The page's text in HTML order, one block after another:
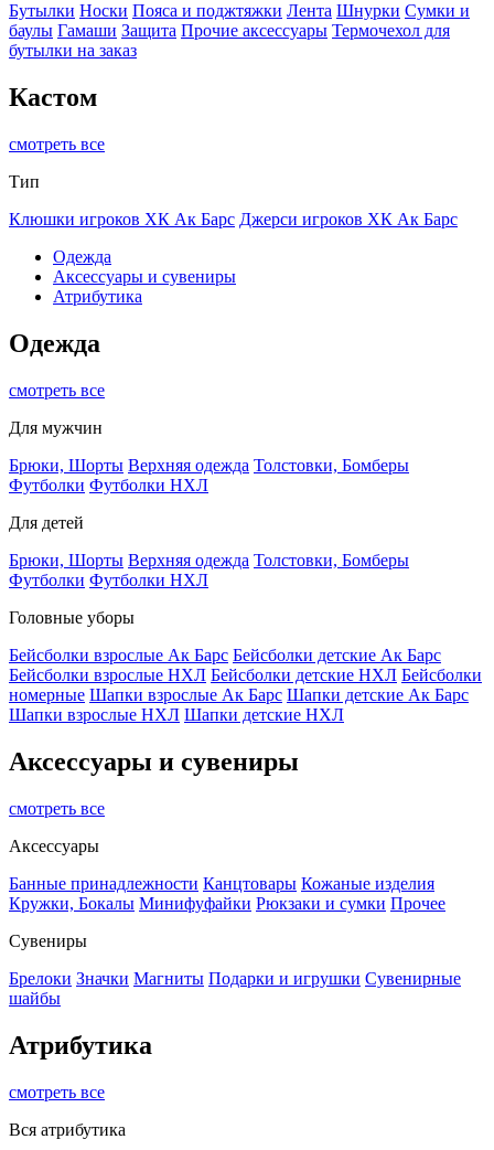
Бутылки Носки Пояса и поджтяжки Лента Шнурки Сумки и
баулы Гамаши Защита Прочие аксессуары Термочехол для
бутылки на заказ
Кастом
смотреть все
Тип
Клюшки игроков ХК Ак Барс Джерси игроков ХК Ак Барс
Одежда
Аксессуары и сувениры
Атрибутика
Одежда
смотреть все
Для мужчин
Брюки, Шорты Верхняя одежда Толстовки, Бомберы
Футболки Футболки НХЛ
Для детей
Брюки, Шорты Верхняя одежда Толстовки, Бомберы
Футболки Футболки НХЛ
Головные уборы
Бейсболки взрослые Ак Барс Бейсболки детские Ак Барс
Бейсболки взрослые НХЛ Бейсболки детские НХЛ Бейсболки
номерные Шапки взрослые Ак Барс Шапки детские Ак Барс
Шапки взрослые НХЛ Шапки детские НХЛ
Аксессуары и сувениры
смотреть все
Аксессуары
Банные принадлежности Канцтовары Кожаные изделия
Кружки, Бокалы Минифуфайки Рюкзаки и сумки Прочее
Сувениры
Брелоки Значки Магниты Подарки и игрушки Сувенирные
шайбы
Атрибутика
смотреть все
Вся атрибутика